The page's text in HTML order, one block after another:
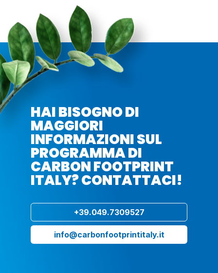
HAI BISOGNO DI
MAGGIORI
INFORMAZIONI SUL
PROGRAMMA DI
CARBON FOOTPRINT
ITALY? CONTATTACI!
+39.049.7309527
info@carbonfootprintitaly.it